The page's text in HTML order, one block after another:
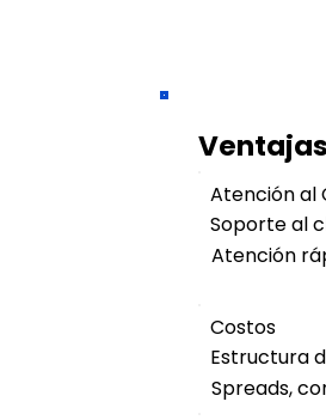
Ventajas
Atención al
Soporte al
Atención
Costos
Estructura
Spreads,